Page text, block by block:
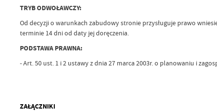
TRYB ODWOŁAWCZY:
Od decyzji o warunkach zabudowy stronie przysługuje prawo
terminie 14 dni od daty jej doręczenia.
PODSTAWA PRAWNA:
- Art. 50 ust. 1 i 2 ustawy z dnia 27 marca 2003r. o planowaniu i
ZAŁĄCZNIKI